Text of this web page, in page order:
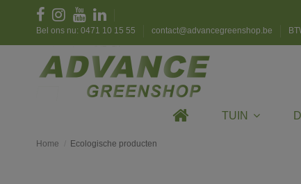
Bel ons nu: 0471 10 15 55 contact@advancegreenshop.be
TUIN
Home Ecologische producten